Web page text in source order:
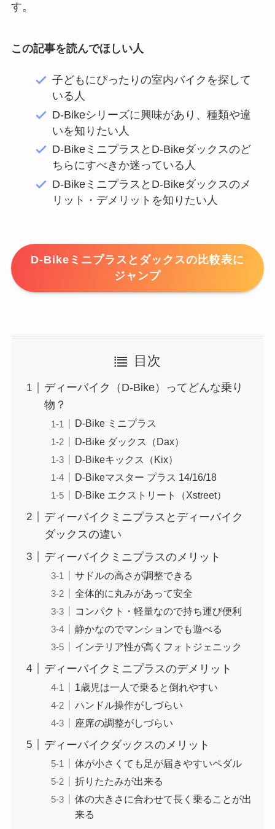
す。
この記事を読んでほしい人
子どもにぴったりの室内バイクを探して
いる人
D-Bikeシリーズに興味があり、種類や違
いを知りたい人
D-BikeミニプラスとD-Bikeダックスのど
ちらにすべきか迷っている人
D-BikeミニプラスとD-Bikeダックスのメ
リット・デメリットを知りたい人
D-Bikeミニプラスとダックスの比較表に
ジャンプ
目次
ディーバイク（D-Bike）ってどんな乗り
物？
D-Bike ミニプラス
D-Bike ダックス（Dax）
D-Bikeキックス（Kix）
D-Bikeマスター プラス 14/16/18
D-Bike エクストリート（Xstreet）
ディーバイクミニプラスとディーバイク
ダックスの違い
ディーバイクミニプラスのメリット
サドルの高さが調整できる
全体的に丸みがあって安全
コンパクト・軽量なので持ち運び便利
静かなのでマンションでも遊べる
インテリア性が高くフォトジェニック
ディーバイクミニプラスのデメリット
1歳児は一人で乗ると倒れやすい
ハンドル操作がしづらい
座席の調整がしづらい
ディーバイクダックスのメリット
体が小さくても足が届きやすいペダル
折りたたみが出来る
体の大きさに合わせて長く乗ることが出
来る